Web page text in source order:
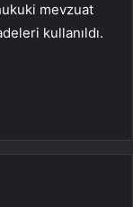
mevzuat
kullanıldı.